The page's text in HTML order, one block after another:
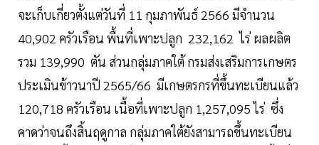
จะเก็บเกี่ยวตั้งแต่วันที่ 11 กุมภาพันธ์ 2566 มีจำนวน
40,902 ครัวเรือน พื้นที่เพาะปลูก 232,162 ไร่ ผลผลิต
รวม 139,990 ตัน ส่วนกลุ่มภาคใต้ กรมส่งเสริมการเกษตร
ประเมินข้าวนาปี 2565/66 มีเกษตรกรที่ขึ้นทะเบียนแล้ว
120,718 ครัวเรือน เนื้อที่เพาะปลูก 1,257,095 ไร่ ซึ่ง
คาดว่าจนถึงสิ้นฤดูกาล กลุ่มภาคใต้ยังสามารถขึ้นทะเบียน